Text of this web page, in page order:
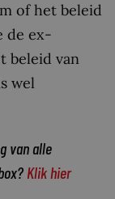
of het beleid
de ex-
beleid van
wel
van alle
Klik hier